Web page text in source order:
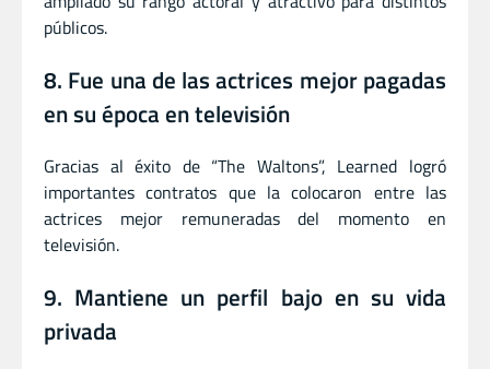
públicos.
8. Fue una de las actrices mejor pagadas
en su época en televisión
Gracias al éxito de “The Waltons”, Learned logró
importantes contratos que la colocaron entre las
actrices mejor remuneradas del momento en
televisión.
9. Mantiene un perfil bajo en su vida
privada